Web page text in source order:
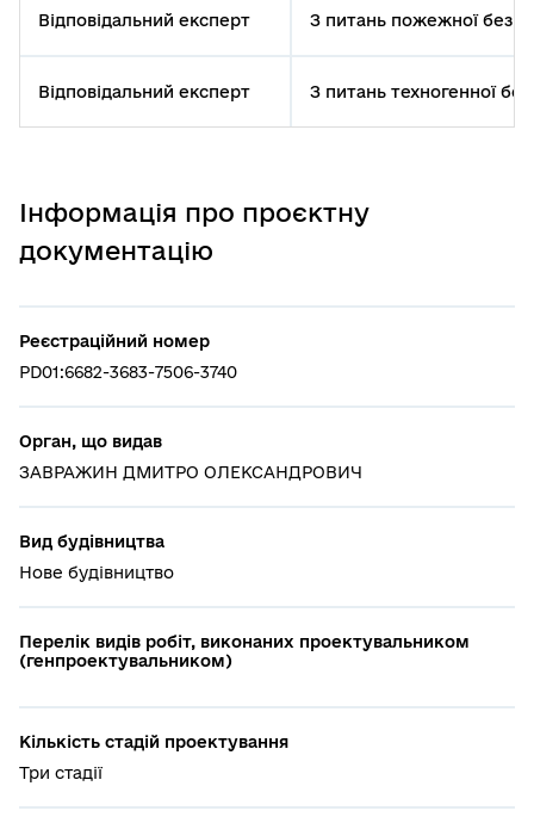
Відповідальний експерт З питань пожежної
Відповідальний експерт З питань техногенної
Інформація про проєктну
документацію
Реєстраційний номер
PD01:6682-3683-7506-3740
Орган, що видав
ЗАВРАЖИН ДМИТРО ОЛЕКСАНДРОВИЧ
Вид будівництва
Нове будівництво
Перелік видів робіт, виконаних проектувальником
(генпроектувальником)
Кількість стадій проектування
Три стадії